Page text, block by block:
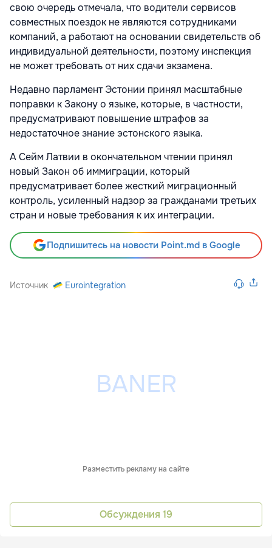
свою очередь отмечала, что водители сервисов
совместных поездок не являются сотрудниками
компаний, а работают на основании свидетельств об
индивидуальной деятельности, поэтому инспекция
не может требовать от них сдачи экзамена.
Недавно парламент Эстонии принял масштабные
поправки к Закону о языке, которые, в частности,
предусматривают повышение штрафов за
недостаточное знание эстонского языка.
А Сейм Латвии в окончательном чтении принял
новый Закон об иммиграции, который
предусматривает более жесткий миграционный
контроль, усиленный надзор за гражданами третьих
стран и новые требования к их интеграции.
Подпишитесь на новости Point.md в Google
Источник Eurointegration
Разместить рекламу на сайте
Обсуждения 19